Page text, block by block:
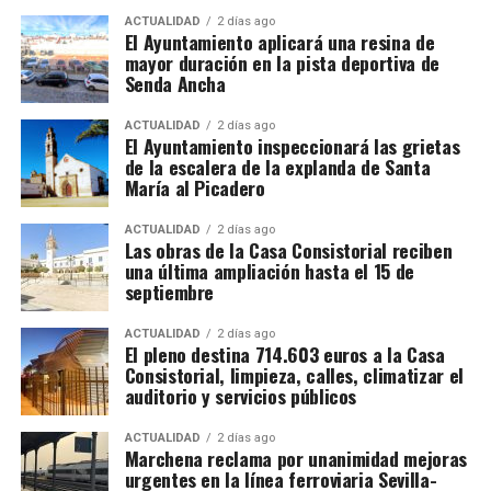
Luis Cristóbal no solo era un noble con influencia
política, sino también un gran mecenas.
admiración por la corte de Felipe II lo llevó a querer
replicar en Marchena el esplendor artístico de
Madrid y Sevilla. En su afán por coleccionar arte de
primer nivel,
Pereira,consciente de su valor simbólico:
poseer una
copia de una obra inspirada en Tiziano era tener un
fragmento del mundo de Felipe II.
Legado de Tiziano en la Corte
demuestran que no faltan trabajadores para el
campo, sino empleos con condiciones
suficientemente atractivas. El sindicato reclama al
empresariado andaluz que tome como referencia el
modelo laboral francés.
Rodrigo Ponce de León aparece entre los personajes
históricos de la comitiva como marqués de Cádiz. No
es quien recibe las llaves —ese lugar corresponde al
rey Fernando—, pero marcha junto a los monarcas,
los arqueros, ballesteros, alabarderos, artilleros y
capitanes castellanos. Así quedó documentado, por
ACTUALIDAD 2 días ago
El Ayuntamiento aplicará una resina de
mayor duración en la pista deportiva de
Senda Ancha
ACTUALIDAD 2 días ago
El Ayuntamiento inspeccionará las grietas
de la escalera de la explanda de Santa
María al Picadero
ACTUALIDAD 2 días ago
Las obras de la Casa Consistorial reciben
una última ampliación hasta el 15 de
septiembre
ACTUALIDAD 2 días ago
El pleno destina 714.603 euros a la Casa
Consistorial, limpieza, calles, climatizar el
auditorio y servicios públicos
ACTUALIDAD 2 días ago
Marchena reclama por unanimidad mejoras
urgentes en la línea ferroviaria Sevilla-